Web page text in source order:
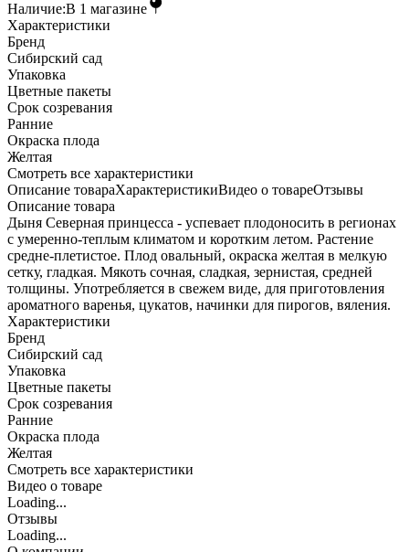
Наличие:В 1 магазине
Характеристики
Бренд
Сибирский сад
Упаковка
Цветные пакеты
Срок созревания
Ранние
Окраска плода
Желтая
Cмотреть все характеристики
Описание товараХарактеристикиВидео о товареОтзывы
Описание товара
Дыня Северная принцесса - успевает плодоносить в регионах
с умеренно-теплым климатом и коротким летом. Растение
средне-плетистое. Плод овальный, окраска желтая в мелкую
сетку, гладкая. Мякоть сочная, сладкая, зернистая, средней
толщины. Употребляется в свежем виде, для приготовления
ароматного варенья, цукатов, начинки для пирогов, вяления.
Характеристики
Бренд
Сибирский сад
Упаковка
Цветные пакеты
Срок созревания
Ранние
Окраска плода
Желтая
Cмотреть все характеристики
Видео о товаре
Loading...
Отзывы
Loading...